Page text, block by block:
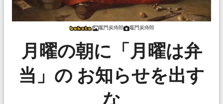
竈門炭痔郎 竈門炭痔郎
月曜の朝に「月曜は弁
当」の お知らせを出す